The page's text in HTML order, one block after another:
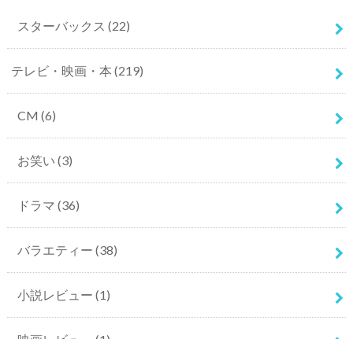
スターバックス (22)
テレビ・映画・本 (219)
CM (6)
お笑い (3)
ドラマ (36)
バラエティー (38)
小説レビュー (1)